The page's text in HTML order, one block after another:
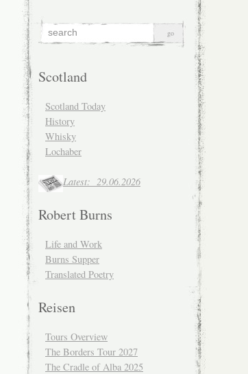
Scotland
Scotland Today
History
Whisky
Lochaber
Latest: 29.06.2026
Robert Burns
Life and Work
Burns Supper
Translated Poetry
Reisen
Tours Overview
The Borders Tour 2027
The Cradle of Alba 2025